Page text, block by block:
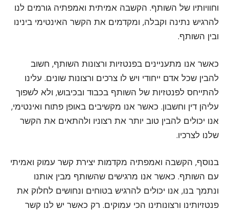
וחוויותיו של השותף. הקשבה אמיתית ואמפתיה גורמים לנו
להרגיש נתינה וקבלה, ומקדמים את הקשר האינטימי בינינו
ובין השותף.
כאשר אנו מתעניינים בפנטזיות ורצונות השותף, חשוב
להבין שכל אדם ייחודי ויש לו צרכים ורצונות שונים. עלינו
להתייחס לפנטזיות של השותף בכבוד ובכיבוש, ולא לשפוך
עליהן דין וחשבון. כאשר אנו מקשיבים באופן פתוח ואינטימי,
אנו יכולים להבין טוב יותר את רצוניו ולהתאים את הקשר
שלנו לצרכיו.
בנוסף, הקשבה ואמפתיה מקדמות יצירת קשר עמוק ואמיתי
עם השותף. כאשר אנו מרגישים שהשותף מבין אותנו
ונתמך בנו, אנו יכולים להרגיש בטוחים ונחושים לחלוק את
פנטזיותינו ורצונותינו הכי עמוקים. רק כאשר יש לנו קשר